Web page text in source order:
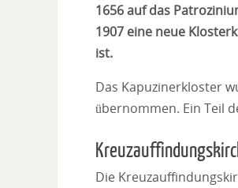
1656 auf das
1907 eine neue
ist.
Das Kapuzinerkloster
übernommen. Ein Teil
Die